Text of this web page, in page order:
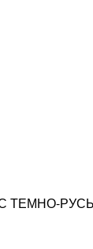
ТЕМНО-